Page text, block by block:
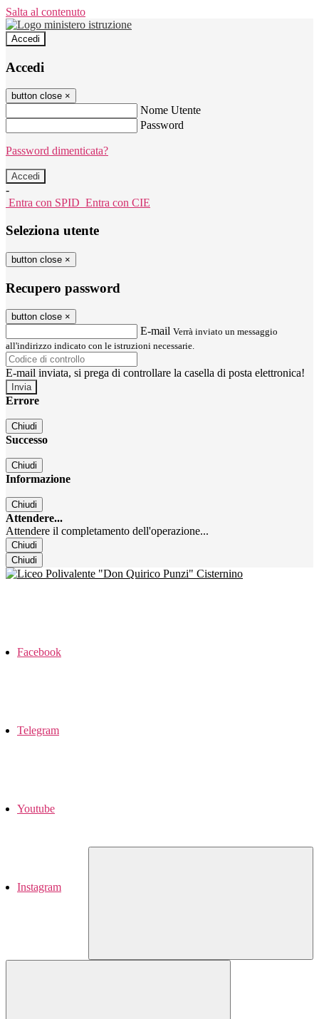
Salta al contenuto
Accedi
Accedi
button close ×
Nome Utente
Password
Password dimenticata?
-
Entra con SPID Entra con CIE
Seleziona utente
button close ×
Recupero password
button close ×
E-mail Verrà inviato un messaggio
all'indirizzo indicato con le istruzioni necessarie.
E-mail inviata, si prega di controllare la casella di posta elettronica!
Errore
Chiudi
Successo
Chiudi
Informazione
Chiudi
Attendere...
Attendere il completamento dell'operazione...
Chiudi
Chiudi
Facebook
Telegram
Youtube
Instagram